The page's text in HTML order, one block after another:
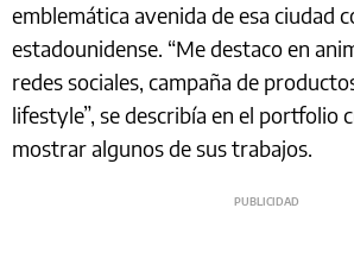
emblemática avenida de esa ciudad
estadounidense. “Me destaco en
redes sociales, campaña de
lifestyle”, se describía en el portfolio
mostrar algunos de sus trabajos.